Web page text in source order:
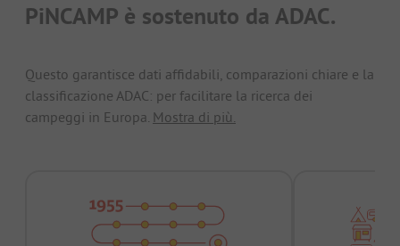
PiNCAMP è sostenuto da ADAC.
Questo garantisce dati affidabili, comparazioni chiare e la
classificazione ADAC: per facilitare la ricerca dei
campeggi in Europa. Mostra di più.